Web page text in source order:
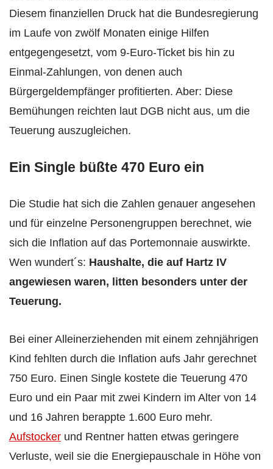
Diesem finanziellen Druck hat die Bundesregierung
im Laufe von zwölf Monaten einige Hilfen
entgegengesetzt, vom 9-Euro-Ticket bis hin zu
Einmal-Zahlungen, von denen auch
Bürgergeldempfänger profitierten. Aber: Diese
Bemühungen reichten laut DGB nicht aus, um die
Teuerung auszugleichen.
Ein Single büßte 470 Euro ein
Die Studie hat sich die Zahlen genauer angesehen
und für einzelne Personengruppen berechnet, wie
sich die Inflation auf das Portemonnaie auswirkte.
Wen wundert´s: Haushalte, die auf Hartz IV
angewiesen waren, litten besonders unter der
Teuerung.
Bei einer Alleinerziehenden mit einem zehnjährigen
Kind fehlten durch die Inflation aufs Jahr gerechnet
750 Euro. Einen Single kostete die Teuerung 470
Euro und ein Paar mit zwei Kindern im Alter von 14
und 16 Jahren berappte 1.600 Euro mehr.
Aufstocker und Rentner hatten etwas geringere
Verluste, weil sie die Energiepauschale in Höhe von